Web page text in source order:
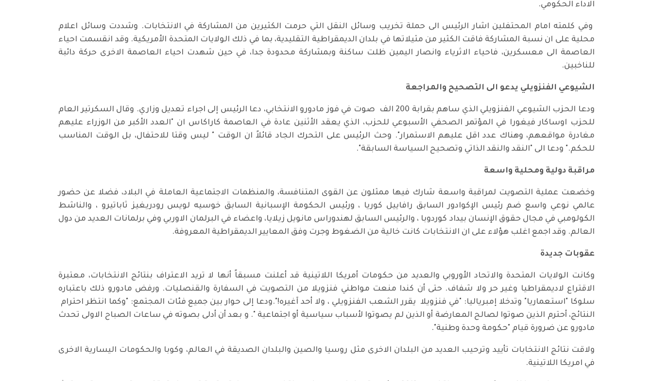
الاداء الحكومي.
وفي كلمته امام المحتفلين اشار الرئيس الى حملة تخريب وسائل النقل التي حرمت الكثيرين من المشاركة في الانتخابات. وشددت وسائل اعلام
محلية على ان نسبة المشاركة فاقت الكثير من مثيلاتها في بلدان الديمقراطية التقليدية، بما في ذلك الولايات المتحدة الأمريكية. وقد انقسمت احياء
العاصمة الى معسكرين، فاحياء الاثرياء وانصار اليمين ظلت ساكنة وبمشاركة محدودة جدا، في حين شهدت احياء العاصمة الاخرى حركة دائبة
للناخبين.
الشيوعي الفنزويلي يدعو الى التصحيح والمراجعة
ودعا الحزب الشيوعي الفنزويلي الذي ساهم بقرابة 200 الف صوت في فوز مادورو الانتخابي، دعا الرئيس إلى اجراء تعديل وزاري. وقال السكرتير العام
للحزب اوساكار فيغورا في المؤتمر الصحفي الأسبوعي للحزب، الذي يعقد الأثنين عادة في العاصمة كاراكاس ان "العدد الأكبر من الوزراء عليهم
مغادرة مواقعهم، وهناك عدد اقل عليهم الاستمرار". وحث الرئيس على التحرك الجاد قائلاً ان الوقت " ليس وقتا للاحتفال، بل الوقت المناسب
للحكم." ودعا الى "النقد والنقد الذاتي وتصحيح السياسة السابقة".
مراقبة دولية ومحلية واسعة
وخضعت عملية التصويت لمراقبة واسعة شارك فيها ممثلون عن القوى المتنافسة، والمنظمات الاجتماعية العاملة في البلاد، فضلا عن حضور
عالمي نوعي واسع ضم رئيس الإكوادور السابق رافاييل كوريا ، ورئيس الحكومة الإسبانية السابق خوسيه لويس رودريغيز ثاباتيرو ، والناشط
الكولومبي في مجال حقوق الإنسان بيداد كوردوبا ، والرئيس السابق لهندوراس مانويل زيلايا، واعضاء في البرلمان الاوربي وفي برلمانات العديد من دول
العالم. وقد اجمع اغلب هؤلاء على ان الانتخابات كانت خالية من الضغوط وجرت وفق المعايير الديمقراطية المعروفة.
عقوبات جديدة
وكانت الولايات المتحدة والاتحاد الأوروبي والعديد من حكومات أمريكا اللاتينية قد أعلنت مسبقاً أنها لا تريد الاعتراف بنتائج الانتخابات، معتبرة
الاقتراع لاديمقراطيا وغير حر ولا شفاف. حتى أن كندا منعت مواطني فنزويلا من التصويت في السفارة والقنصليات. ورفض مادورو ذلك باعتباره
سلوكا "استعماريا" وتدخلا إمبرياليا: "في فنزويلا يقرر الشعب الفنزويلي ، ولا أحد آغيره!".ودعا إلى حوار بين جميع فئات المجتمع: "وكما انتظر احترام
النتائج، أحترم الذين صوتوا لصالح المعارضة أو الذين لم يصوتوا لأسباب سياسية أو اجتماعية ". و بعد أن أدلى بصوته في ساعات الصباح الاولى تحدث
مادورو عن ضرورة قيام "حكومة وحدة وطنية".
ولاقت نتائج الانتخابات تأييد وترحيب العديد من البلدان الاخرى مثل روسيا والصين والبلدان الصديقة في العالم، وكوبا والحكومات اليسارية الاخرى
في امريكا اللاتينية.